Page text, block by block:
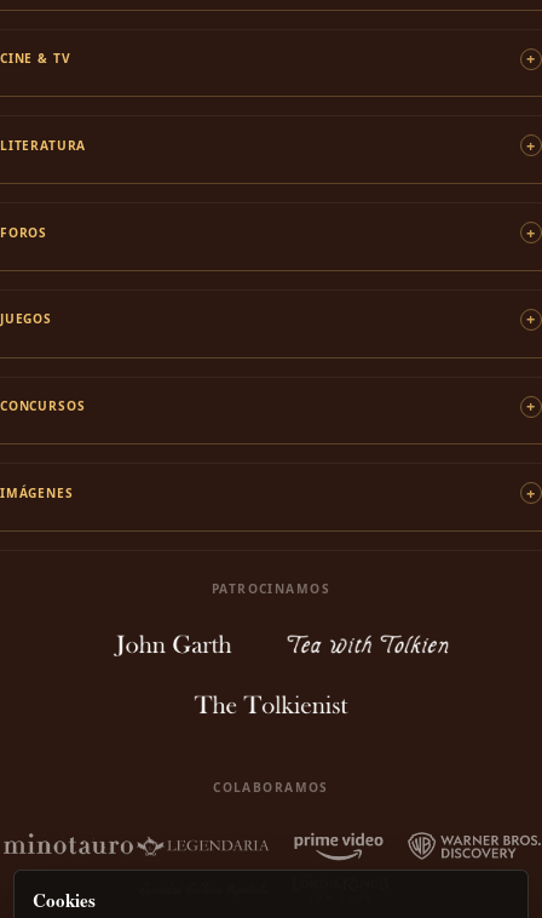
CINE & TV
LITERATURA
FOROS
JUEGOS
CONCURSOS
IMÁGENES
PATROCINAMOS
COLABORAMOS
Cookies